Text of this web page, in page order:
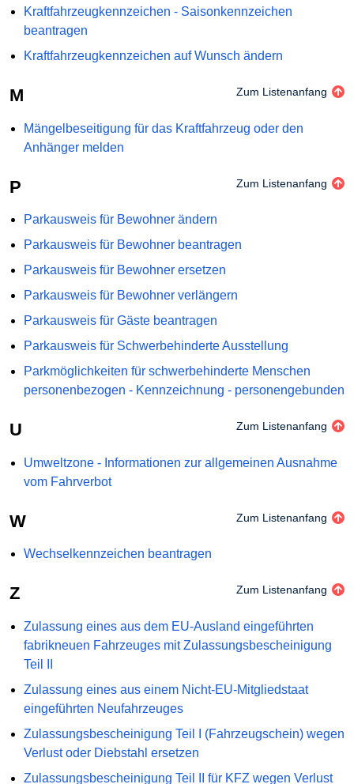
Kraftfahrzeugkennzeichen - Saisonkennzeichen
beantragen
Kraftfahrzeugkennzeichen auf Wunsch ändern
M Zum Listenanfang
Mängelbeseitigung für das Kraftfahrzeug oder den
Anhänger melden
P Zum Listenanfang
Parkausweis für Bewohner ändern
Parkausweis für Bewohner beantragen
Parkausweis für Bewohner ersetzen
Parkausweis für Bewohner verlängern
Parkausweis für Gäste beantragen
Parkausweis für Schwerbehinderte Ausstellung
Parkmöglichkeiten für schwerbehinderte Menschen
personenbezogen - Kennzeichnung - personengebunden
U Zum Listenanfang
Umweltzone - Informationen zur allgemeinen Ausnahme
vom Fahrverbot
W Zum Listenanfang
Wechselkennzeichen beantragen
Z Zum Listenanfang
Zulassung eines aus dem EU-Ausland eingeführten
fabrikneuen Fahrzeuges mit Zulassungsbescheinigung
Teil II
Zulassung eines aus einem Nicht-EU-Mitgliedstaat
eingeführten Neufahrzeuges
Zulassungsbescheinigung Teil I (Fahrzeugschein) wegen
Verlust oder Diebstahl ersetzen
Zulassungsbescheinigung Teil II für KFZ wegen Verlust